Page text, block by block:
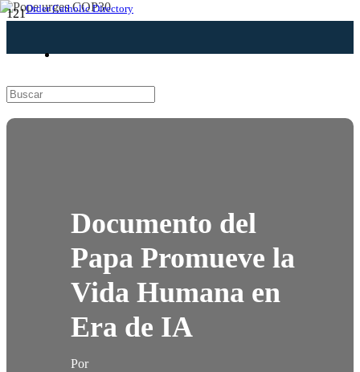
Order Catholic Directory
Documento del
Papa Promueve la
Vida Humana en
Era de IA
Por